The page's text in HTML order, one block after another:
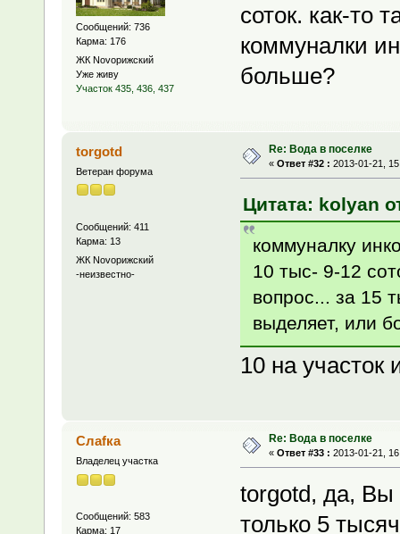
Сообщений: 736
Карма: 176
ЖК Novoрижский
Уже живу
Участок 435, 436, 437
соток. как-то
коммуналки
больше?
torgotd
Ветеран форума
Сообщений: 411
Карма: 13
ЖК Novoрижский
-неизвестно-
Re: Вода в поселке
« Ответ #32 : 2013-01-21,
Цитата: kolyan
коммуналку
10 тыс- 9-12
вопрос... за 15
выделяет, или
10 на участок
Слаfка
Владелец участка
Сообщений: 583
Карма: 17
Re: Вода в поселке
« Ответ #33 : 2013-01-21,
torgotd, да, Вы
только 5